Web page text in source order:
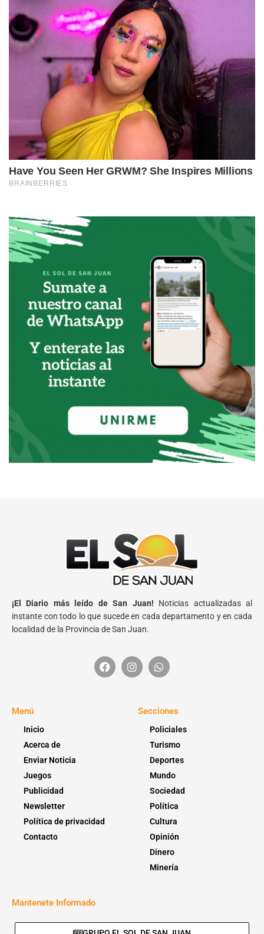
¡El Diario más leído de San Juan! Noticias actualizadas al
instante con todo lo que sucede en cada departamento y en cada
localidad de la Provincia de San Juan.
Menú
Inicio
Acerca de
Enviar Noticia
Juegos
Publicidad
Newsletter
Política de privacidad
Contacto
Secciones
Policiales
Turismo
Deportes
Mundo
Sociedad
Política
Cultura
Opinión
Dinero
Minería
Mantenete Informado